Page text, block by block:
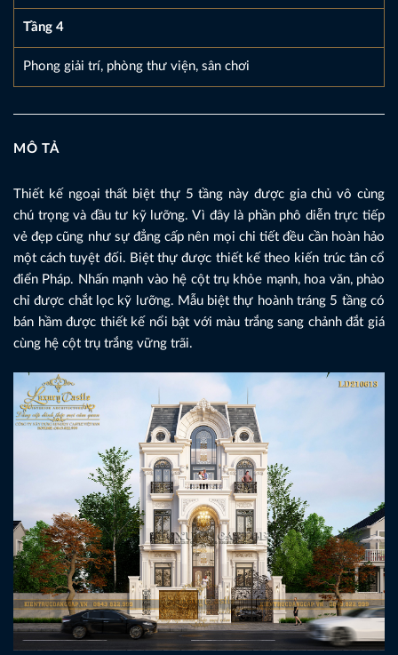
Tầng 4
Phong giải trí, phòng thư viện, sân chơi
MÔ TẢ
Thiết kế ngoại thất biệt thự 5 tầng này được gia chủ vô cùng
chú trọng và đầu tư kỹ lưỡng. Vì đây là phần phô diễn trực tiếp
vẻ đẹp cũng như sự đẳng cấp nên mọi chi tiết đều cần hoàn hảo
một cách tuyệt đối. Biệt thự được thiết kế theo kiến trúc tân cổ
điển Pháp. Nhấn mạnh vào hệ cột trụ khỏe mạnh, hoa văn, phào
chỉ được chắt lọc kỹ lưỡng. Mẫu biệt thự hoành tráng 5 tầng có
bán hầm được thiết kế nổi bật với màu trắng sang chảnh đắt giá
cùng hệ cột trụ trắng vững trãi.